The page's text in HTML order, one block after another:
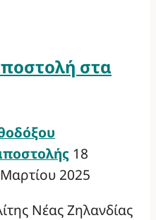
στα
18
2025
Νέας Ζηλανδίας